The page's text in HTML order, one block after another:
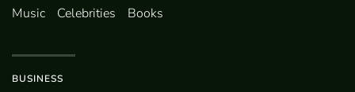
Music
Celebrities Books
BUSINESS